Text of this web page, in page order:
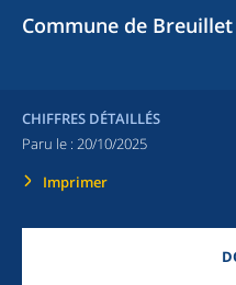
Commune de Breuillet
CHIFFRES DÉTAILLÉS
Paru le : 20/10/2025
Imprimer